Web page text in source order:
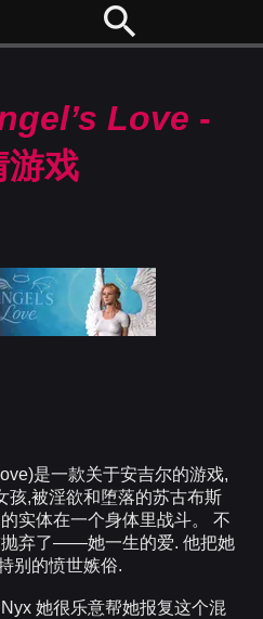
search
Love -
游戏
是一款关于安吉尔的游戏,
孩,被淫欲和堕落的苏古布斯
实体在一个身体里战斗。 不
抛弃了——她一生的爱. 他把她
别的愤世嫉俗.
她很乐意帮她报复这个混